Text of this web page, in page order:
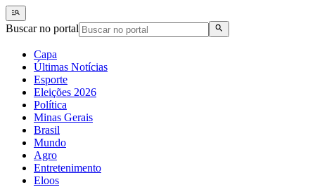
Buscar no portal
Capa
Últimas Notícias
Esporte
Eleições 2026
Política
Minas Gerais
Brasil
Mundo
Agro
Entretenimento
Eloos